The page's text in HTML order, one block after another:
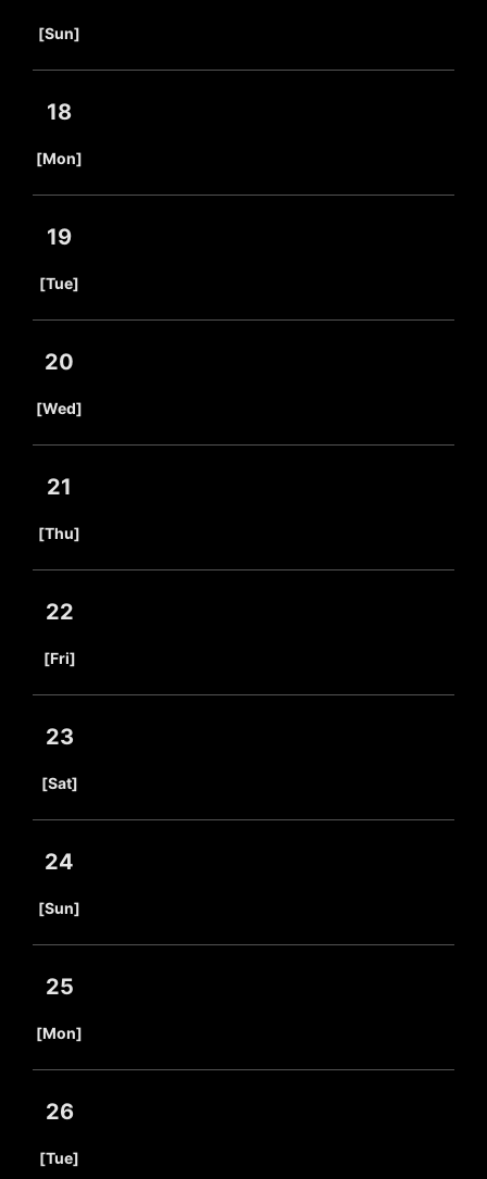
[Sun]
18
[Mon]
19
[Tue]
20
[Wed]
21
[Thu]
22
[Fri]
23
[Sat]
24
[Sun]
25
[Mon]
26
[Tue]